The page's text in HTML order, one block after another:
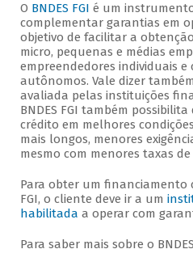
O BNDES FGI é um
complementar garantias em
objetivo de facilitar a
micro, pequenas e médias
empreendedores individuais e
autônomos. Vale dizer
avaliada pelas instituições
BNDES FGI também
crédito em melhores
mais longos, menores
mesmo com menores taxas de
Para obter um financiamento
FGI, o cliente deve ir a um
habilitada a operar com
Para saber mais sobre o